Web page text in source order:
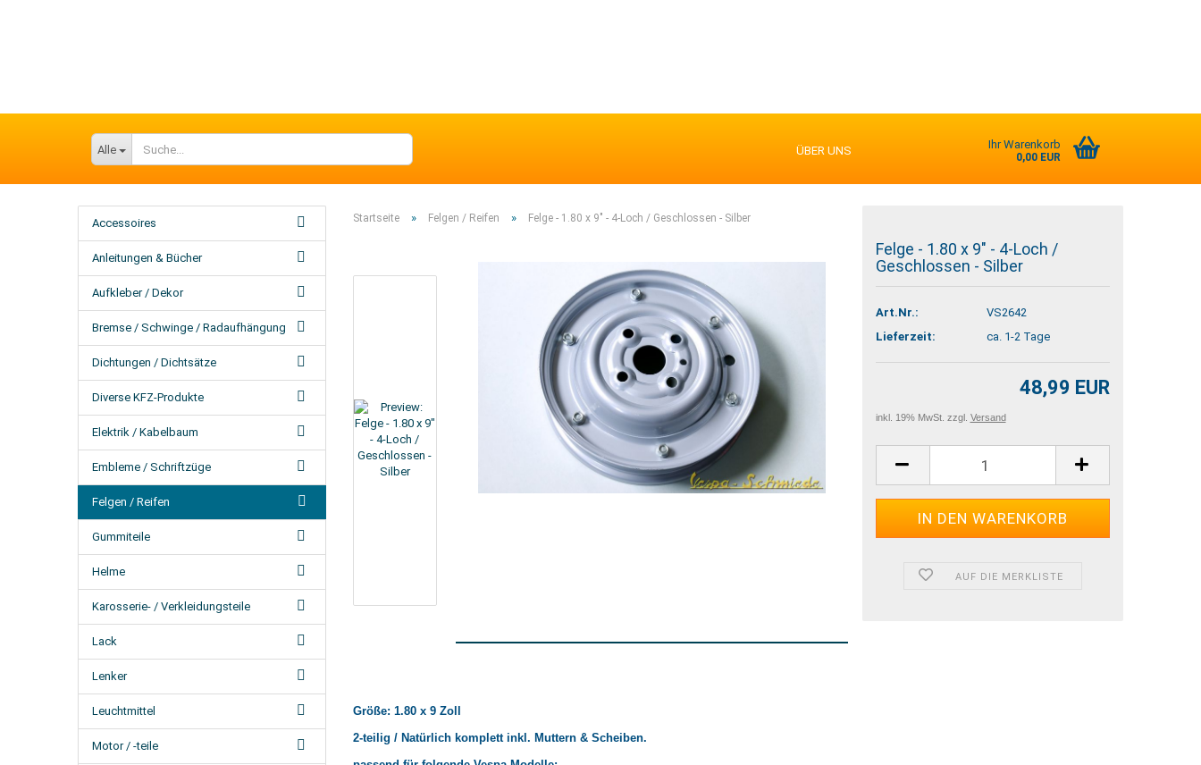
Alle Ihr Warenkorb
0,00 EUR
ÜBER UNS
Startseite » Felgen / Reifen » Felge - 1.80 x 9" - 4-Loch / Geschlossen - Silber
Felge - 1.80 x 9" - 4-Loch /
Geschlossen - Silber
Art.Nr.:
VS2642
Lieferzeit:
ca. 1-2 Tage
48,99 EUR
inkl. 19% MwSt. zzgl. Versand
AUF DIE MERKLISTE
Größe: 1.80 x 9 Zoll
2-teilig / Natürlich komplett inkl. Muttern & Scheiben.
Accessoires
Anleitungen & Bücher
Aufkleber / Dekor
Bremse / Schwinge / Radaufhängung
Dichtungen / Dichtsätze
Diverse KFZ-Produkte
Elektrik / Kabelbaum
Embleme / Schriftzüge
Felgen / Reifen
Gummiteile
Helme
Karosserie- / Verkleidungsteile
Lack
Lenker
Leuchtmittel
Motor / -teile